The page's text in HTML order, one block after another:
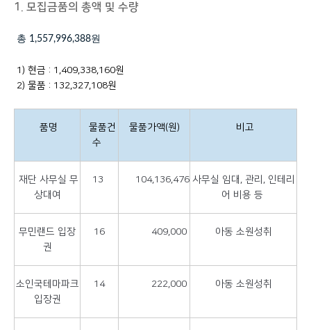
1. 모집금품의 총액 및 수량
총 1,557,996,388원
1) 현금 : 1,409,338,160원
2) 물품 : 132,327,108원
품명
물품건
수
물품가액(원) 비고
재단 사무실 무
상대여
13 104,136,476 사무실 임대, 관리, 인테리
어 비용 등
무민랜드 입장
권
16 409,000 아동 소원성취
소인국테마파크
입장권
14 222,000 아동 소원성취